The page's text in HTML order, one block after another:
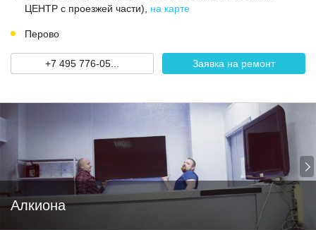
ЦЕНТР с проезжей части)
на карте
Перово
+7 495 776-05... Заявка на ремонт
Алкиона